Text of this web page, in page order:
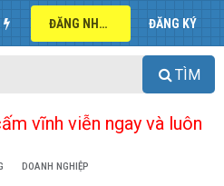
ĐĂNG NHẬP ĐĂNG KÝ
TÌM
vĩnh viễn ngay và luôn
DOANH NGHIỆP